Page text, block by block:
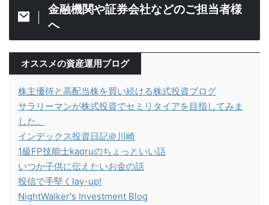
金融機関や証券会社などのご担当者様
へ
オススメの資産運用ブログ
株主優待と高配当株を買い続ける株式投資ブログ
サラリーマンが株式投資でセミリタイアを目指してみま
した。
インデックス投資日記＠川崎
1級FP技能士kaoruのちょっといい話
いつか子供に伝えたいお金の話
投信で手堅くlay-up!
NightWalker's Investment Blog